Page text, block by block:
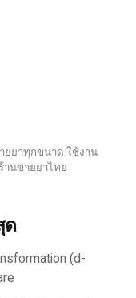
ยยาทุกขนาด ใช้งาน
นขายยาไทย
ด
(d-